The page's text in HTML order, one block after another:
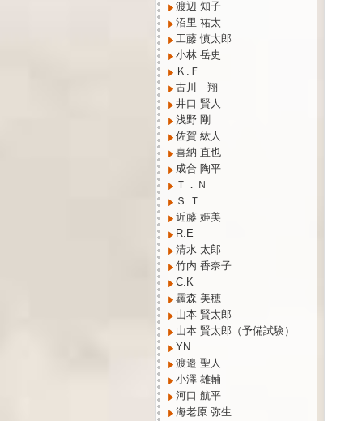
渡辺 知子
沼里 祐太
工藤 慎太郎
小林 岳史
Ｋ.Ｆ
古川 翔
井口 賢人
浅野 剛
佐賀 紘人
喜納 直也
成合 陶平
Ｔ．Ｎ
Ｓ.Ｔ
近藤 姫美
R.E
清水 太郎
竹内 香奈子
C.K
靏森 美穂
山本 賢太郎
山本 賢太郎（予備試験）
YN
渡邉 聖人
小澤 雄輔
河口 航平
海老原 弥生